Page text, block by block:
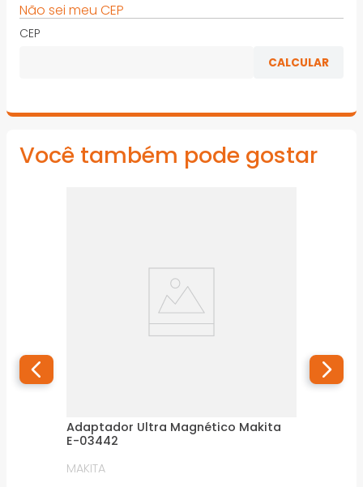
*Imagens meramente ilustrativas
Não sei meu CEP
CEP
Você também pode gostar
Adaptador Ultra Magnético Makita
E-03442
MAKITA